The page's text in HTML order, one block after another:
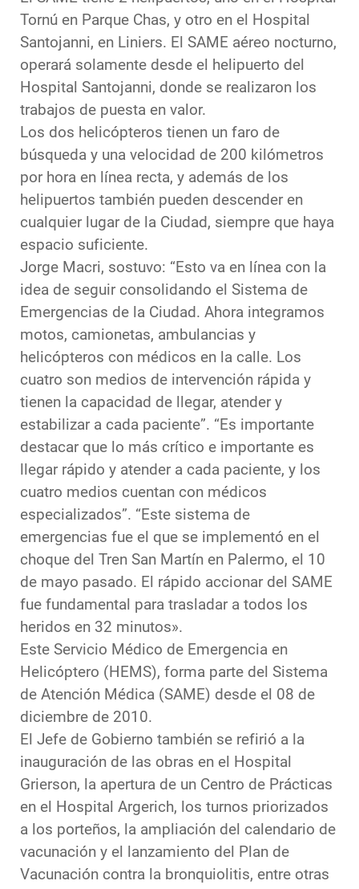
Tornú en Parque Chas, y otro en el Hospital
Santojanni, en Liniers. El SAME aéreo nocturno,
operará solamente desde el helipuerto del
Hospital Santojanni, donde se realizaron los
trabajos de puesta en valor.
Los dos helicópteros tienen un faro de
búsqueda y una velocidad de 200 kilómetros
por hora en línea recta, y además de los
helipuertos también pueden descender en
cualquier lugar de la Ciudad, siempre que haya
espacio suficiente.
Jorge Macri, sostuvo: “Esto va en línea con la
idea de seguir consolidando el Sistema de
Emergencias de la Ciudad. Ahora integramos
motos, camionetas, ambulancias y
helicópteros con médicos en la calle. Los
cuatro son medios de intervención rápida y
tienen la capacidad de llegar, atender y
estabilizar a cada paciente”. “Es importante
destacar que lo más crítico e importante es
llegar rápido y atender a cada paciente, y los
cuatro medios cuentan con médicos
especializados”. “Este sistema de
emergencias fue el que se implementó en el
choque del Tren San Martín en Palermo, el 10
de mayo pasado. El rápido accionar del SAME
fue fundamental para trasladar a todos los
heridos en 32 minutos».
Este Servicio Médico de Emergencia en
Helicóptero (HEMS), forma parte del Sistema
de Atención Médica (SAME) desde el 08 de
diciembre de 2010.
El Jefe de Gobierno también se refirió a la
inauguración de las obras en el Hospital
Grierson, la apertura de un Centro de Prácticas
en el Hospital Argerich, los turnos priorizados
a los porteños, la ampliación del calendario de
vacunación y el lanzamiento del Plan de
Vacunación contra la bronquiolitis, entre otras